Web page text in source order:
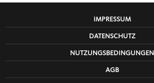
IMPRESSUM
DATENSCHUTZ
NUTZUNGSBEDINGUNGEN
AGB